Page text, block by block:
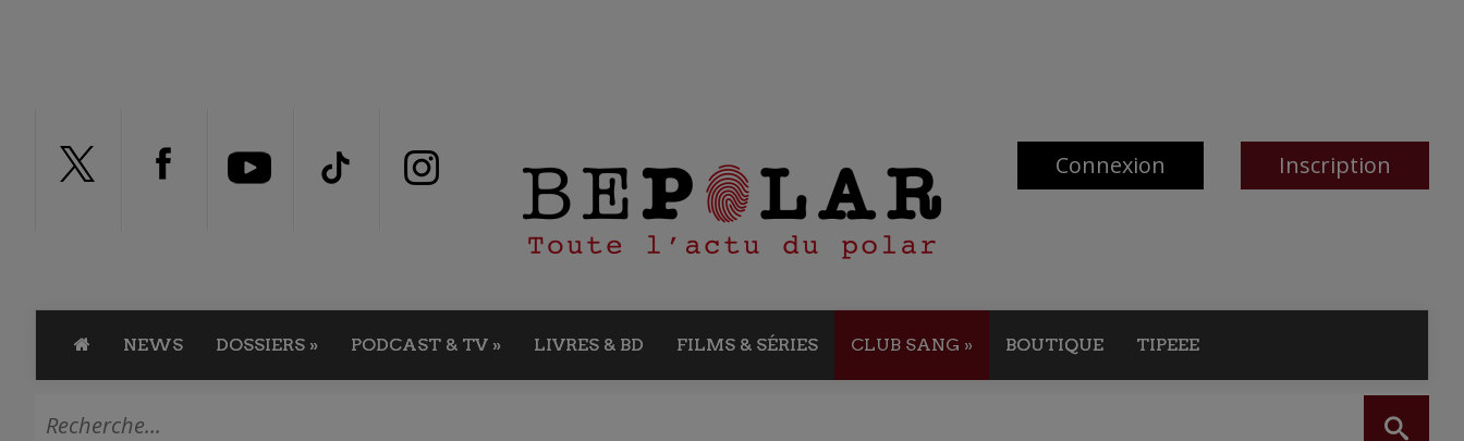
Connexion Inscription
NEWS DOSSIERS » PODCAST & TV » LIVRES & BD FILMS & SÉRIES CLUB SANG » BOUTIQUE TIPEEE